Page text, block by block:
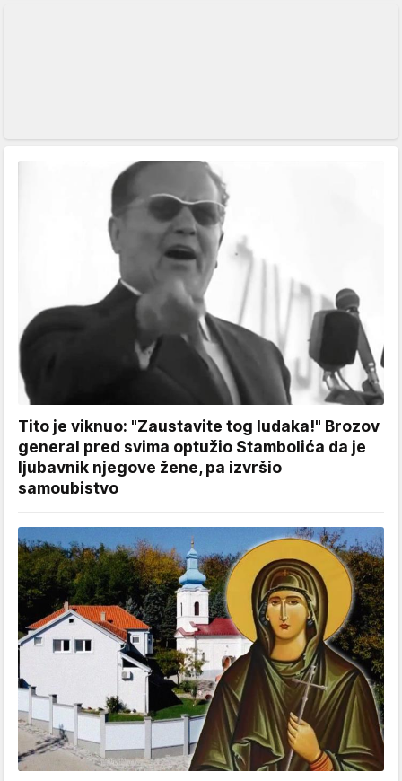
Tito je viknuo: "Zaustavite tog ludaka!" Brozov
general pred svima optužio Stambolića da je
ljubavnik njegove žene, pa izvršio
samoubistvo